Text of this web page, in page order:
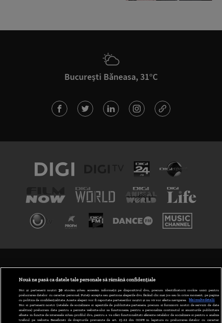
București Băneasa, 31°C
ABONARE DIGI TV
GESTIONAȚI PREFERINȚELE
Nouă ne pasă ca datele tale personale să rămână confidențiale
Noi și partenerii noștri 30stocăm și/sau accesăm informații pe dispozitivul dvs., precum identificatorii cookie unici pentru
prelucrarea datelor cu caracter personal. Puteți accepta sau gestiona alegerile dvs. făcând clic mai jos sau în orice moment, pe pagina
cu politica de confidențialitate. Aceste alegeri vor fi raportate partenerilor noștri și nu vă vor afecta navigarea.
Mai multe detalii
Noi si partenerii nostri (retelele de socializare si agentiile de publicitate partenere, precum si furnizorii nostri de servicii de date
analitice) prelucram date pentru a permite website-ului sa functioneze, pentru a personaliza continutul si anunturile publicitare
afisate in functie de interesele si/sau profilul dvs., pentru a va oferi functionalitati aferente retelelor de socializare si pentru a analiza
traficul pe website. Beneficiati de drepturile prevazute de art. 15-22 din GDPR in legatura cu prelucrarea datelor cu caracter